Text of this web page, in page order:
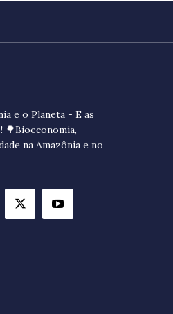
e o Planeta - E as
🌳Bioeconomia,
na Amazônia e no